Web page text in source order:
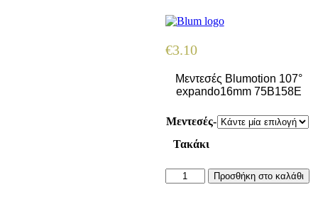
€3.10
Μεντεσές Blumotion 107°
expando16mm 75B158E
Μεντεσές-
Τακάκι
Μεντεσές
Blumotion
Προσθήκη στο καλάθι